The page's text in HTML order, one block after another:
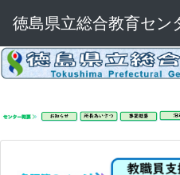
徳島県立総合教育セン